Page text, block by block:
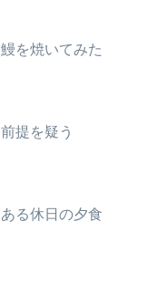
鰻を焼いてみた
前提を疑う
ある休日の夕食